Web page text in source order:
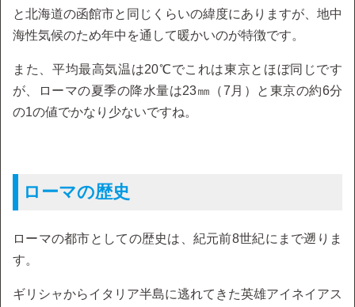
と北海道の函館市と同じくらいの緯度にありますが、地中
海性気候のため年中を通して暖かいのが特徴です。
また、平均最高気温は20℃でこれは東京とほぼ同じです
が、ローマの夏季の降水量は23㎜（7月）と東京の約6分
の1の値でかなり少ないですね。
ローマの歴史
ローマの都市としての歴史は、紀元前8世紀にまで遡りま
す。
ギリシャからイタリア半島に逃れてきた英雄アイネイアス